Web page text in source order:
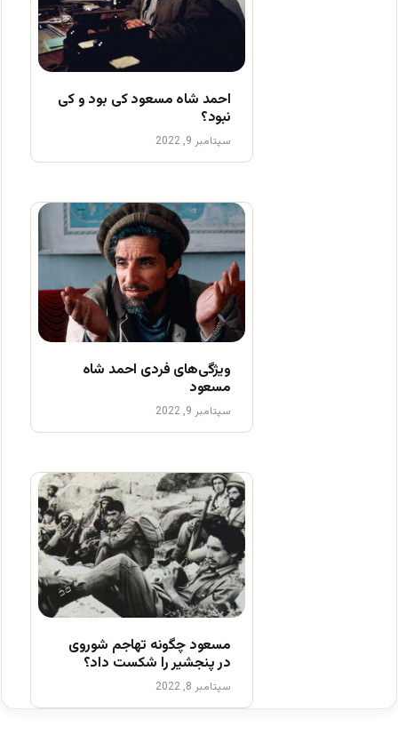
احمد شاه مسعود کی بود و کی
نبود؟
سپتامبر 9, 2022
ویژگی‌های فردی احمد شاه
مسعود
سپتامبر 9, 2022
مسعود چگونه تهاجم شوروی
در پنجشیر را شکست داد؟
سپتامبر 8, 2022